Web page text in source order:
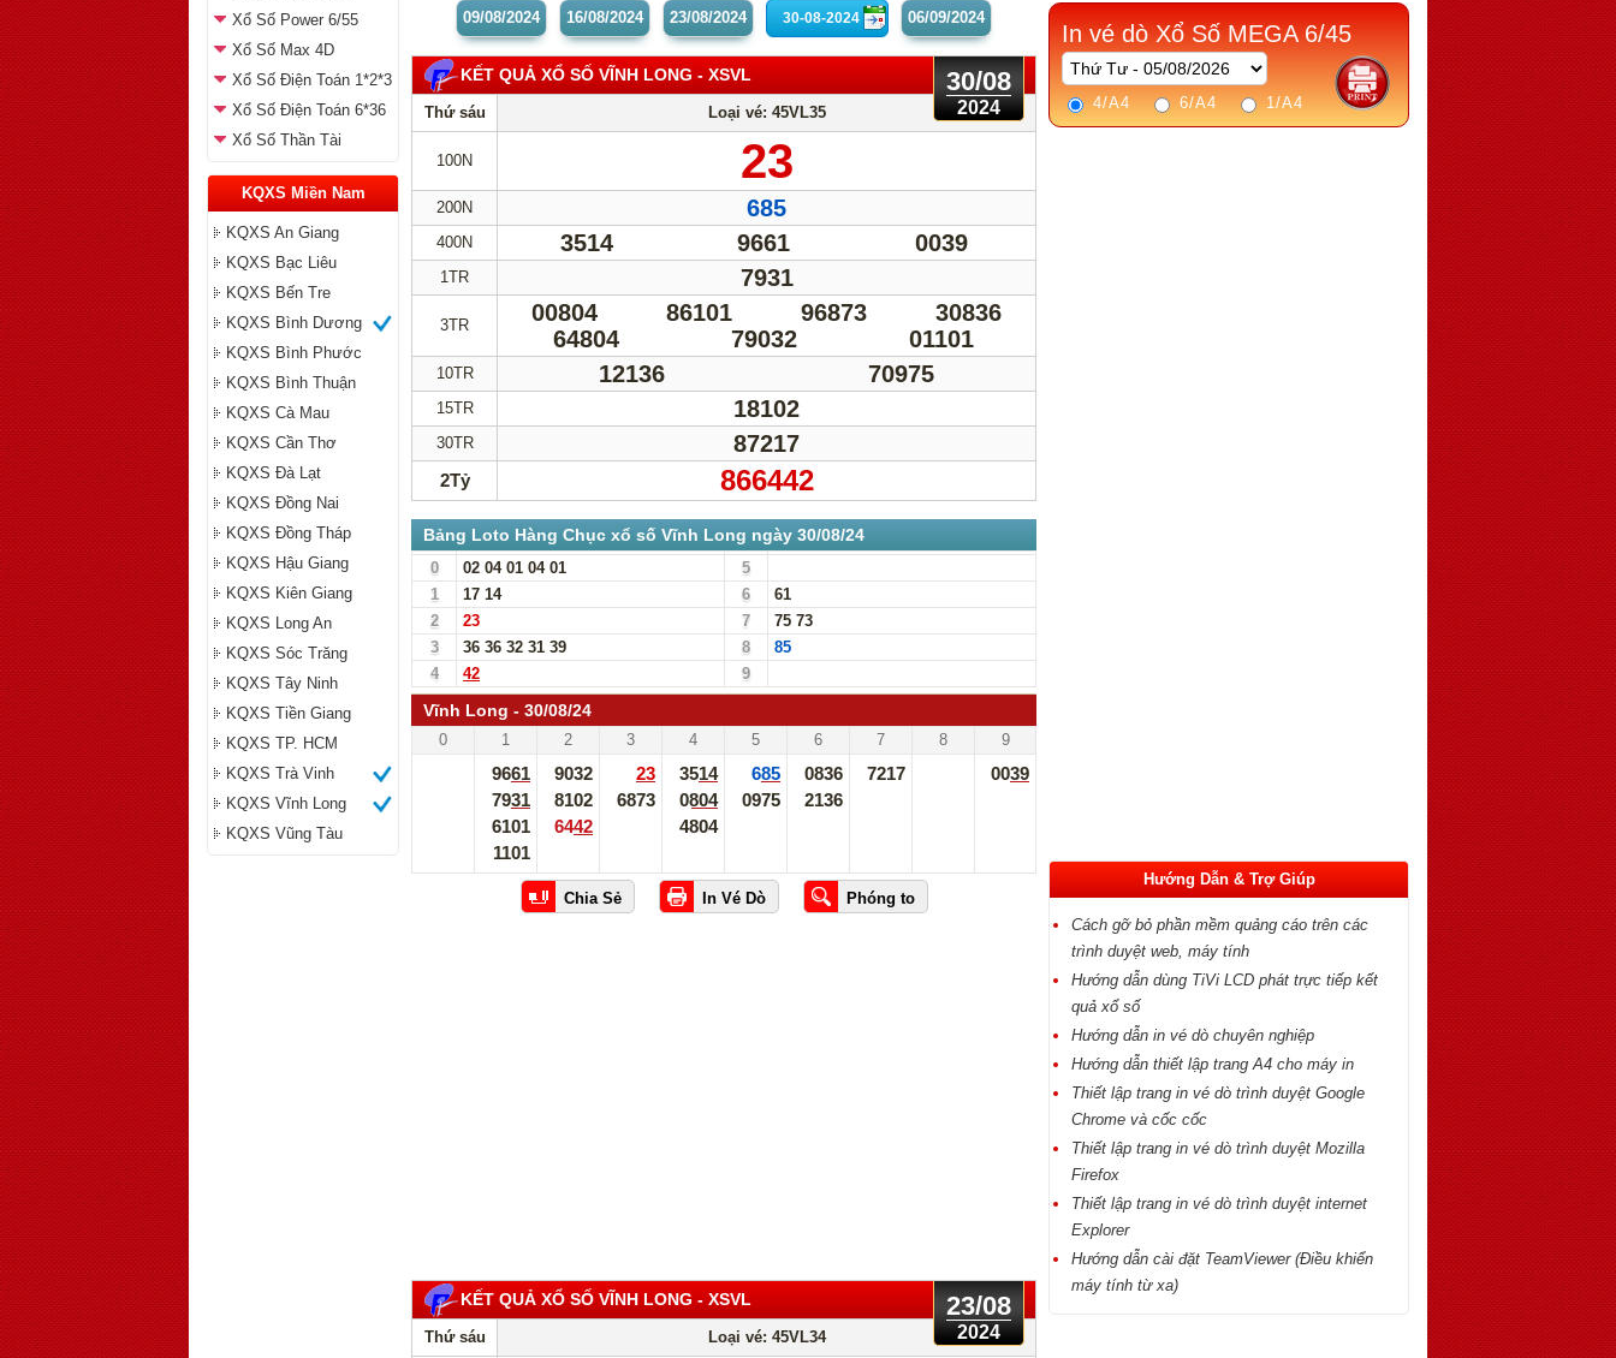
Xổ Số Power 6/55
Xổ Số Max 4D
Xổ Số Điện Toán 1*2*3
Xổ Số Điện Toán 6*36
Xổ Số Thần Tài
KQXS Miền Nam
KQXS An Giang
KQXS Bạc Liêu
KQXS Bến Tre
KQXS Bình Dương
KQXS Bình Phước
KQXS Bình Thuận
KQXS Cà Mau
KQXS Cần Thơ
KQXS Đà Lạt
KQXS Đồng Nai
KQXS Đồng Tháp
KQXS Hậu Giang
KQXS Kiên Giang
KQXS Long An
KQXS Sóc Trăng
KQXS Tây Ninh
KQXS Tiền Giang
KQXS TP. HCM
KQXS Trà Vinh
KQXS Vĩnh Long
KQXS Vũng Tàu
09/08/2024 16/08/2024 23/08/2024 06/09/2024
KẾT QUẢ XỔ SỐ VĨNH LONG - XSVL 30/08
2024
Thứ sáu Loại vé: 45VL35
100N 23
200N 685
400N 3514 9661 0039
1TR 7931
3TR 00804 86101 96873
30836
64804
79032 01101
10TR 12136 70975
15TR 18102
30TR 87217
2Tỷ 866442
Bảng Loto Hàng Chục xổ số Vĩnh Long ngày 30/08/24
0 02 04 01 04 01
5
1
17 14 6
61
2
23 7 75 73
3
36 36 32 31 39 8
85
4
42 9
Vĩnh Long - 30/08/24
0 1 2 3 4 5 6 7 8 9
9661
7931
6101
1101
9032
8102
6442
23
6873
3514
0804
4804
685
0975
0836
2136
7217 0039
KẾT QUẢ XỔ SỐ VĨNH LONG - XSVL 23/08
2024
Thứ sáu Loại vé: 45VL34
In vé dò Xổ Số MEGA 6/45
4/A4 6/A4 1/A4
Hướng Dẫn & Trợ Giúp
Cách gỡ bỏ phần mềm quảng cáo trên các
trình duyệt web, máy tính
Hướng dẫn dùng TiVi LCD phát trực tiếp kết
quả xổ số
Hướng dẫn in vé dò chuyên nghiệp
Hướng dẫn thiết lập trang A4 cho máy in
Thiết lập trang in vé dò trình duyệt Google
Chrome và cốc cốc
Thiết lập trang in vé dò trình duyệt Mozilla
Firefox
Thiết lập trang in vé dò trình duyệt internet
Explorer
Hướng dẫn cài đặt TeamViewer (Điều khiển
máy tính từ xa)